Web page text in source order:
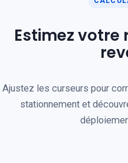
Estimez
Ajustez les curseurs pour
stationnement et